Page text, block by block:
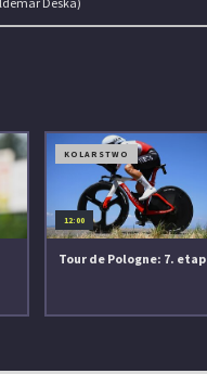
KOLARSTWO
12:00
Tour de Pologne: 7. etap